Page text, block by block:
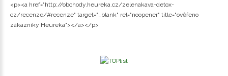
<p><a href="http://obchody.heureka.cz/zelenakava-detox-
cz/recenze/#recenze" target="_blank" rel="noopener" title="ověřeno
zákazníky Heureka"></a></p>